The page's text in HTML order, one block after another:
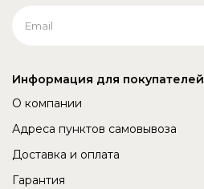
Информация для покупателей
О компании
Адреса пунктов самовывоза
Доставка и оплата
Гарантия